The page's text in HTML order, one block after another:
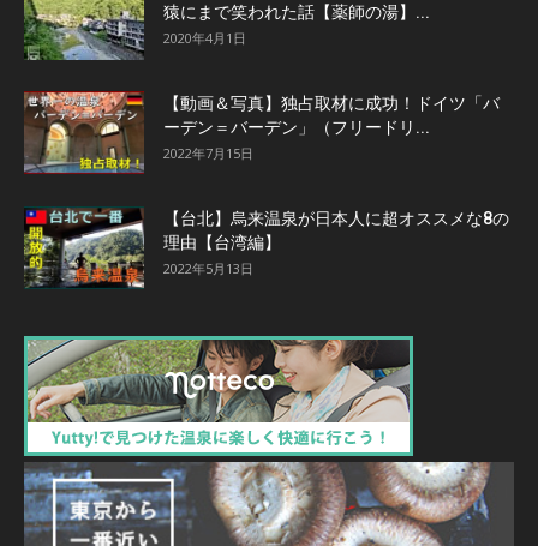
猿にまで笑われた話【薬師の湯】...
2020年4月1日
【動画＆写真】独占取材に成功！ドイツ「バ
ーデン＝バーデン」（フリードリ...
2022年7月15日
【台北】烏来温泉が日本人に超オススメな8の
理由【台湾編】
2022年5月13日